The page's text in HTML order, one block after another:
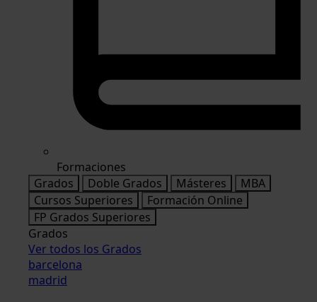
Formaciones
Grados
Doble Grados Másteres
MBA
Cursos Superiores
Formación Online
FP Grados Superiores
Grados
Ver todos los Grados
barcelona
madrid